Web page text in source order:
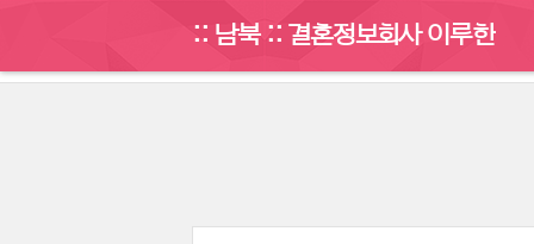
:: 남북 :: 결혼정보회사 이루한
게시판